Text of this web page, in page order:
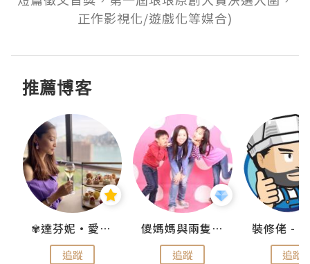
正作影視化/遊戲化等媒合)
推薦博客
✾達芬妮•愛孩子•愛生活✾
追蹤
儍媽媽與兩隻小魔怪之家
追蹤 追蹤